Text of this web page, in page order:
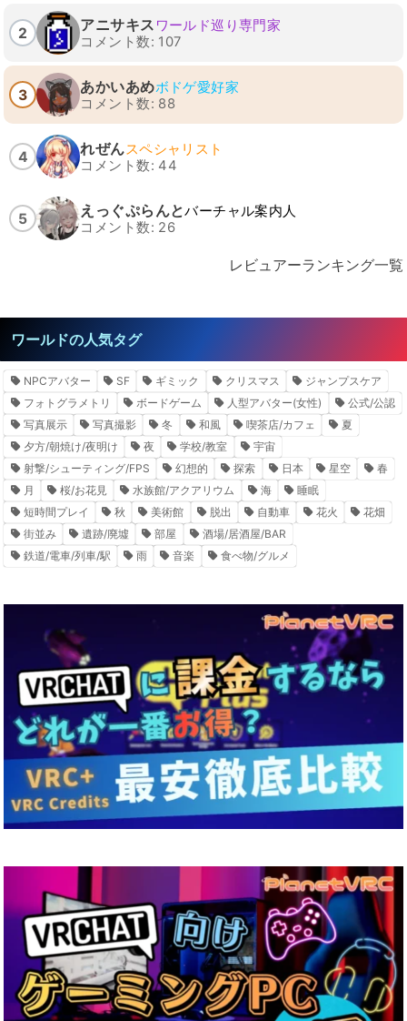
2 アニサキス ワールド巡り専門家
コメント数: 107
3 あかいあめボドゲ愛好家
コメント数: 88
4 れぜんスペシャリスト
コメント数: 44
5 えっぐぷらんとバーチャル案内人
コメント数: 26
レビュアーランキング一覧
ワールドの人気タグ
NPCアバター SF ギミック クリスマス
ジャンプスケア
フォトグラメトリ
ボードゲーム 人型アバター(女性)
公式/公認
写真展示
写真撮影 冬 和風 喫茶店/カフェ
夏
夕方/朝焼け/夜明け
夜 学校/教室
宇宙
射撃/シューティング/FPS
幻想的 探索 日本 星空
春
月
桜/お花見 水族館/アクアリウム 海
睡眠
短時間プレイ
秋 美術館 脱出 自動車 花火
花畑
街並み
遺跡/廃墟 部屋
酒場/居酒屋/BAR
鉄道/電車/列車/駅
雨 音楽 食べ物/グルメ